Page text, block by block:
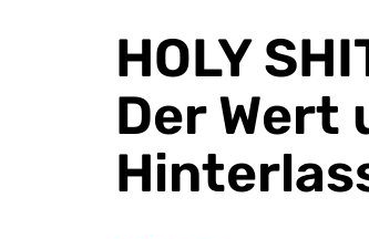
HOLY
Der Wert